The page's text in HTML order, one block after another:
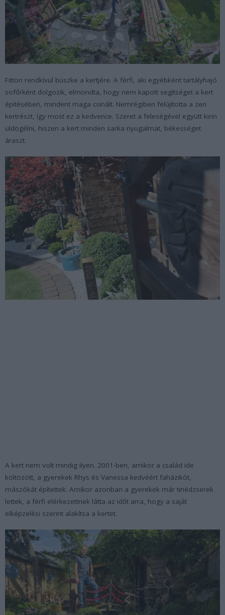
Fitton rendkívül büszke a kertjére. A férfi, aki egyébként tartályhajó
sofőrként dolgozik, elmondta, hogy nem kapott segítséget a kert
építésében, mindent maga csinált. Nemrégiben felújította a zen
kertrészt, így most ez a kedvence. Szeret a feleségével együtt kinn
üldögélni, hiszen a kert minden sarka nyugalmat, békességet
áraszt.
A kert nem volt mindig ilyen. 2001-ben, amikor a család ide
költözött, a gyerekek Rhys és Vanessa kedvéért faházikót,
mászókát építettek. Amikor azonban a gyerekek már tinédzserek
lettek, a férfi elérkezettnek látta az időt arra, hogy a saját
elképzelési szerint alakítsa a kertet.